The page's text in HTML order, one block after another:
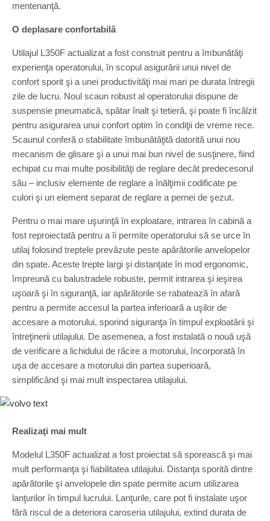
mentenanţă.
O deplasare confortabilă
Utilajul L350F actualizat a fost construit pentru a îmbunătăţi
experienţa operatorului, în scopul asigurării unui nivel de
confort sporit şi a unei productivităţi mai mari pe durata întregii
zile de lucru. Noul scaun robust al operatorului dispune de
suspensie pneumatică, spătar înalt şi tetieră, şi poate fi încălzit
pentru asigurarea unui confort optim în condiţii de vreme rece.
Scaunul conferă o stabilitate îmbunătăţită datorită unui nou
mecanism de glisare şi a unui mai bun nivel de susţinere, fiind
echipat cu mai multe posibilităţi de reglare decât predecesorul
său – inclusiv elemente de reglare a înălţimii codificate pe
culori şi un element separat de reglare a pernei de şezut.
Pentru o mai mare uşurinţă în exploatare, intrarea în cabină a
fost reproiectată pentru a îi permite operatorului să se urce în
utilaj folosind treptele prevăzute peste apărătorile anvelopelor
din spate. Aceste trepte largi şi distanţate în mod ergonomic,
împreună cu balustradele robuste, permit intrarea şi ieşirea
uşoară şi în siguranţă, iar apărătorile se rabatează în afară
pentru a permite accesul la partea inferioară a uşilor de
accesare a motorului, sporind siguranţa în timpul exploatării şi
întreţinerii utilajului. De asemenea, a fost instalată o nouă uşă
de verificare a lichidului de răcire a motorului, încorporată în
uşa de accesare a motorului din partea superioară,
simplificând şi mai mult inspectarea utilajului.
Realizaţi mai mult
Modelul L350F actualizat a fost proiectat să sporească şi mai
mult performanţa şi fiabilitatea utilajului. Distanţa sporită dintre
apărătorile şi anvelopele din spate permite acum utilizarea
lanţurilor în timpul lucrului. Lanţurile, care pot fi instalate uşor
fără riscul de a deteriora caroseria utilajului, extind durata de